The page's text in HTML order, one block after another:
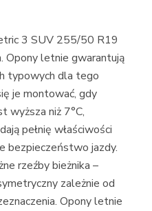
3 SUV 255/50 R19
Opony letnie gwarantują
typowych dla tego
je montować, gdy
wyższa niż 7°C,
pełnię właściwości
bezpieczeństwo jazdy.
rzeźby bieżnika –
zależnie od
Opony letnie